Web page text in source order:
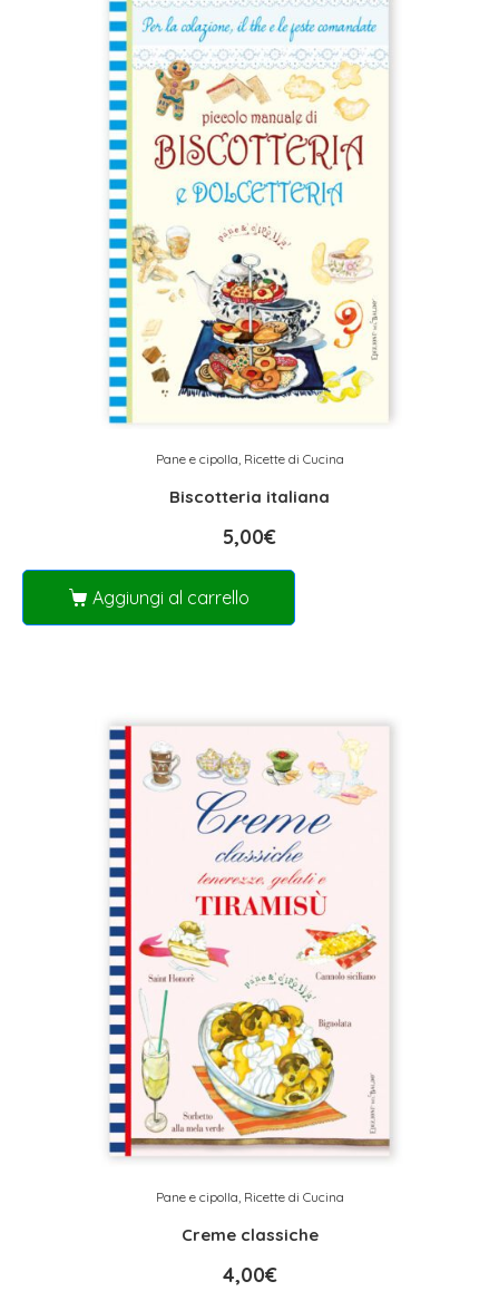
Pane e cipolla Ricette di Cucina
Biscotteria italiana
5,00€
Aggiungi al carrello
Pane e cipolla, Ricette di Cucina
Creme classiche
4,00€